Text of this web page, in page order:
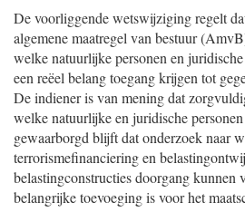
De voorliggende wetswijziging regelt
algemene maatregel van bestuur
welke natuurlijke personen en
een reëel belang toegang krijgen tot
De indiener is van mening dat
welke natuurlijke en juridische
gewaarborgd blijft dat onderzoek naar
terrorismefinanciering en
belastingconstructies doorgang kunnen
belangrijke toevoeging is voor het